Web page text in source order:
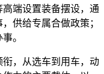
端设置装备摆设，通
供给专属合做政策；
。
，从选车到用车，动